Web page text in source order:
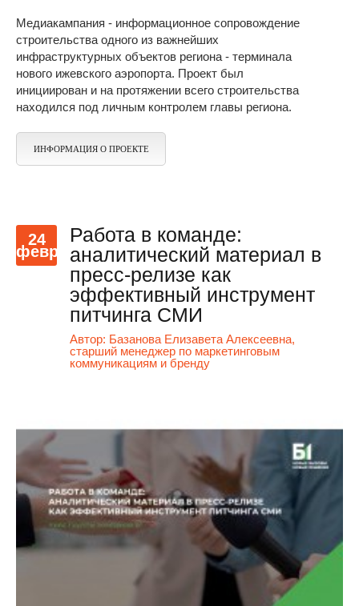
Медиакампания - информационное сопровождение
строительства одного из важнейших
инфраструктурных объектов региона - терминала
нового ижевского аэропорта. Проект был
инициирован и на протяжении всего строительства
находился под личным контролем главы региона.
ИНФОРМАЦИЯ О ПРОЕКТЕ
24
февр
Работа в команде:
аналитический материал в
пресс-релизе как
эффективный инструмент
питчинга СМИ
Автор: Базанова Елизавета Алексеевна,
старший менеджер по маркетинговым
коммуникациям и бренду